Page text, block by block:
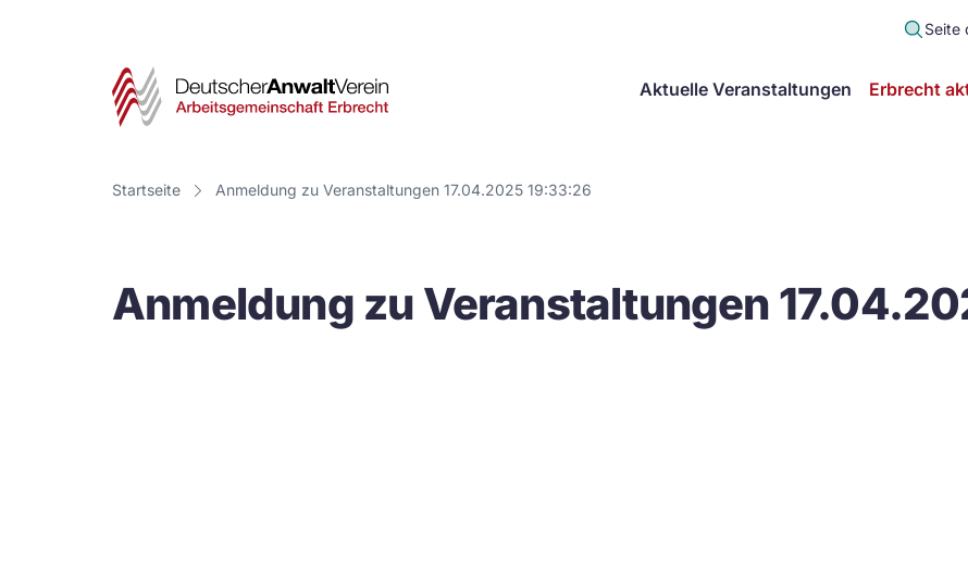
Seite
Deutscher
Verein
Arbeitsgemeinschaft
Aktuelle Veranstaltungen Erbrecht
Startseite Anmeldung zu Veranstaltungen 17.04.2025 19:33:26
Anmeldung zu Veranstaltungen